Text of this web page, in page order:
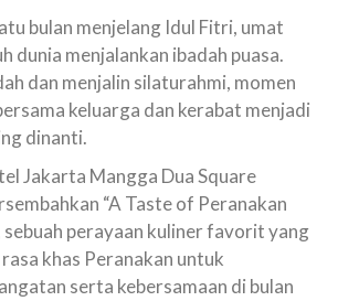
bulan menjelang Idul Fitri, umat
dunia menjalankan ibadah puasa.
dan menjalin silaturahmi, momen
keluarga dan kerabat menjadi
dinanti.
Jakarta Mangga Dua Square
“A Taste of Peranakan
sebuah perayaan kuliner favorit yang
khas Peranakan untuk
serta kebersamaan di bulan